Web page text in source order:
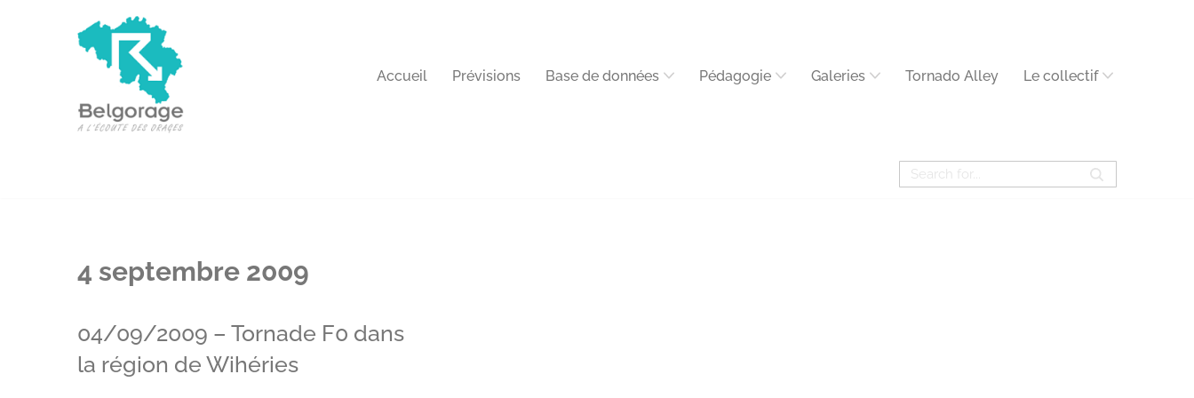
Accueil Prévisions Base de données Pédagogie Galeries Tornado Alley Le collectif
4 septembre 2009
04/09/2009 – Tornade F0 dans
la région de Wihéries